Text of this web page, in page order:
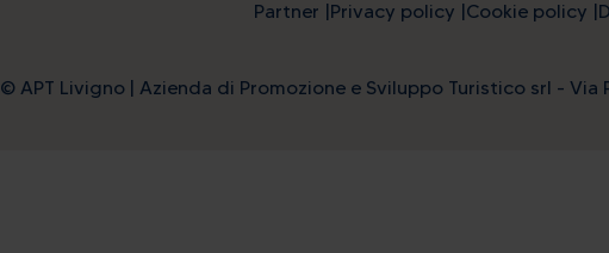
Partner Privacy policy Cookie policy
© APT Livigno | Azienda di Promozione e Sviluppo Turistico srl - Via